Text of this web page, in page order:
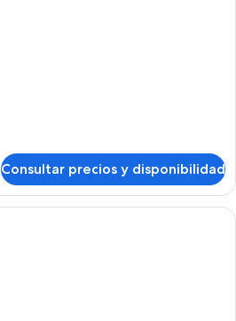
Consultar precios y disponibilidad